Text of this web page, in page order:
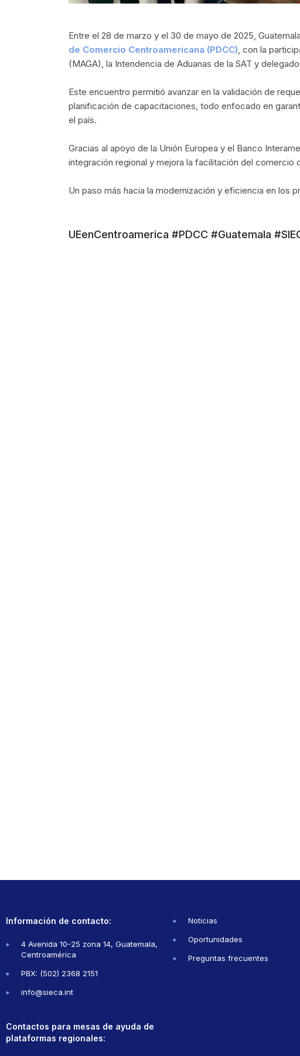
Entre el 28 de marzo y el 30 de mayo de 2025,
de Comercio Centroamericana (PDCC), con la
(MAGA), la Intendencia de Aduanas de la SAT y
Este encuentro permitió avanzar en la validación de
planificación de capacitaciones, todo enfocado en
el país.
Gracias al apoyo de la Unión Europea y el Banco
integración regional y mejora la facilitación del comercio
Un paso más hacia la modernización y eficiencia en los
UEenCentroamerica #PDCC #Guatemala
Información de contacto:
4 Avenida 10-25 zona 14, Guatemala,
Centroamérica
PBX: (502) 2368 2151
info@sieca.int
Contactos para mesas de ayuda de
plataformas regionales:
Noticias
Oportunidades
Preguntas frecuentes